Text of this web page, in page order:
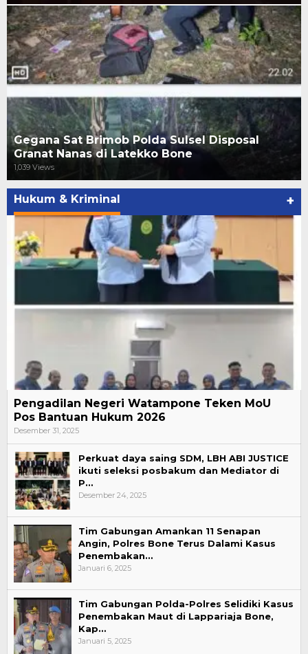
Gegana Sat Brimob Polda Sulsel Disposal
Granat Nanas di Latekko Bone
1,039 Views
Hukum & Kriminal +
Pengadilan Negeri Watampone Teken MoU
Pos Bantuan Hukum 2026
Desember 31, 2025
Perkuat daya saing SDM, LBH ABI JUSTICE
ikuti seleksi posbakum dan Mediator di
P…
Desember 24, 2025
Tim Gabungan Amankan 11 Senapan
Angin, Polres Bone Terus Dalami Kasus
Penembakan…
Januari 6, 2025
Tim Gabungan Polda-Polres Selidiki Kasus
Penembakan Maut di Lappariaja Bone,
Kap…
Januari 5, 2025